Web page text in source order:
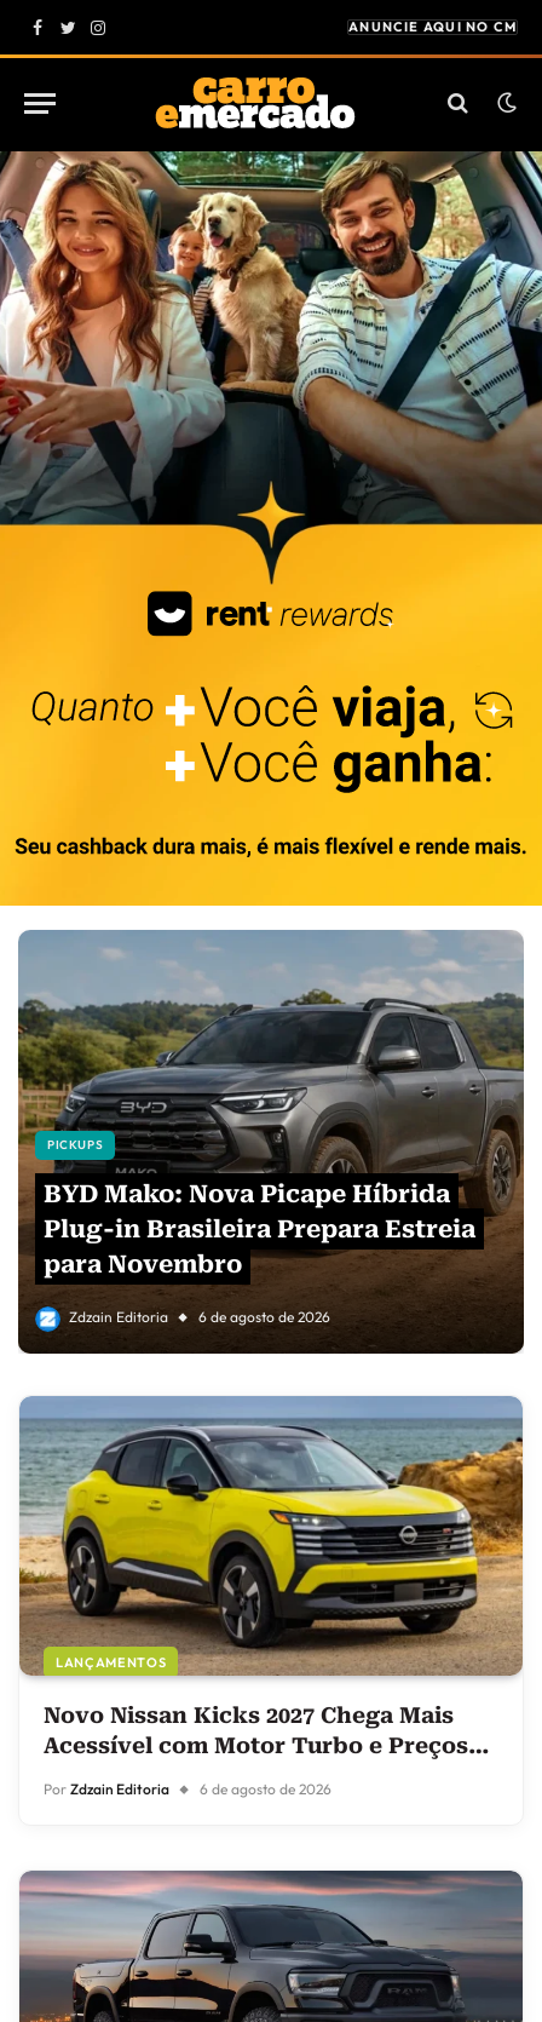
Facebook
Twitter
Instagram
ANUNCIE AQUI NO CM
PICKUPS
BYD Mako: Nova Picape Híbrida
Plug-in Brasileira Prepara Estreia
para Novembro
Zdzain Editoria 6 de agosto de 2026
LANÇAMENTOS
Novo Nissan Kicks 2027 Chega Mais
Acessível com Motor Turbo e Preços
Por Zdzain Editoria 6 de agosto de 2026